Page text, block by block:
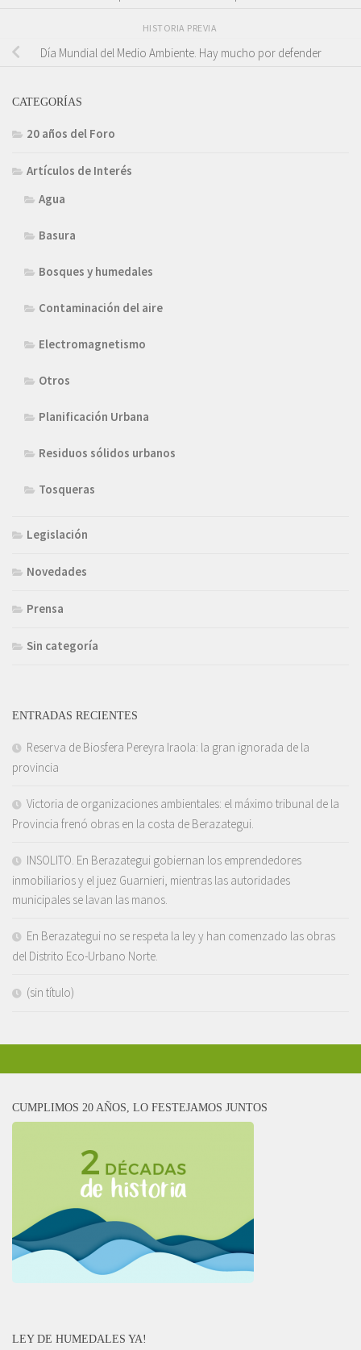
HISTORIA PREVIA
Día Mundial del Medio Ambiente. Hay mucho por defender
CATEGORÍAS
20 años del Foro
Artículos de Interés
Agua
Basura
Bosques y humedales
Contaminación del aire
Electromagnetismo
Otros
Planificación Urbana
Residuos sólidos urbanos
Tosqueras
Legislación
Novedades
Prensa
Sin categoría
ENTRADAS RECIENTES
Reserva de Biosfera Pereyra Iraola: la gran ignorada de la
provincia
Victoria de organizaciones ambientales: el máximo tribunal de la
Provincia frenó obras en la costa de Berazategui.
INSOLITO. En Berazategui gobiernan los emprendedores
inmobiliarios y el juez Guarnieri, mientras las autoridades
municipales se lavan las manos.
En Berazategui no se respeta la ley y han comenzado las obras
del Distrito Eco-Urbano Norte.
(sin título)
CUMPLIMOS 20 AÑOS, LO FESTEJAMOS JUNTOS
LEY DE HUMEDALES YA!